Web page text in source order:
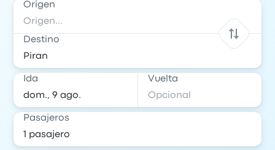
Origen
Destino
Ida Vuelta
Pasajeros